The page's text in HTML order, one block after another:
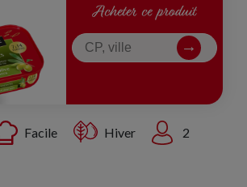
Facile Hiver 2
Acheter ce produit